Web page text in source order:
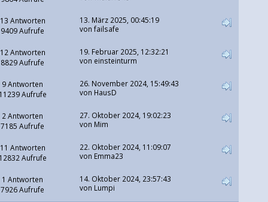
13 Antworten
9409 Aufrufe
13. März 2025, 00:45:19
von failsafe
12 Antworten
8829 Aufrufe
19. Februar 2025, 12:32:21
von einsteinturm
9 Antworten
Aufrufe
26. November 2024, 15:49:43
von HausD
2 Antworten
7185 Aufrufe
27. Oktober 2024, 19:02:23
von Mim
11 Antworten
Aufrufe
22. Oktober 2024, 11:09:07
von Emma23
1 Antworten
7926 Aufrufe
14. Oktober 2024, 23:57:43
von Lumpi